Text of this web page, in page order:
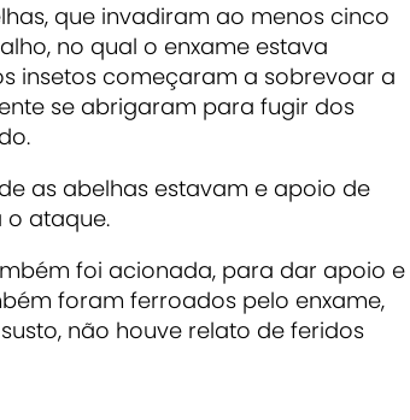
que invadiram ao menos cinco
no qual o enxame estava
insetos começaram a sobrevoar a
se abrigaram para fugir dos
as abelhas estavam e apoio de
ataque.
foi acionada, para dar apoio e
foram ferroados pelo enxame,
não houve relato de feridos